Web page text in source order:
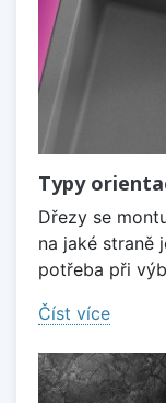
Typy
Dřezy se
na jaké straně
potřeba při
Číst více